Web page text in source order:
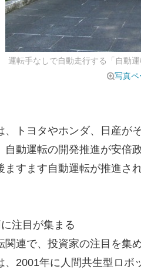
運転手なしで自動走行する「自動運
写真ペ
トヨタやホンダ、日産が
自動運転の開発推進が安倍
ますます自動運転が推進さ
注目が集まる
連で、投資家の注目を集
、2001年に人間共生型ロボ